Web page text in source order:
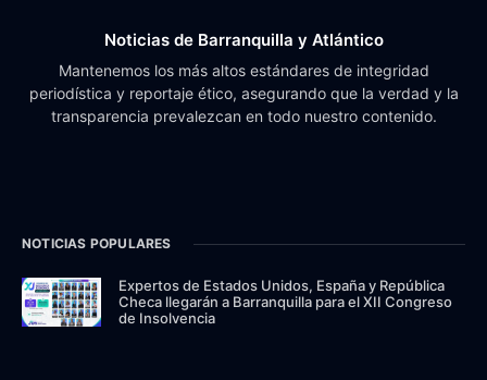
Noticias de Barranquilla y Atlántico
Mantenemos los más altos estándares de integridad
periodística y reportaje ético, asegurando que la verdad y la
transparencia prevalezcan en todo nuestro contenido.
NOTICIAS POPULARES
Expertos de Estados Unidos, España y República
Checa llegarán a Barranquilla para el XII Congreso
de Insolvencia